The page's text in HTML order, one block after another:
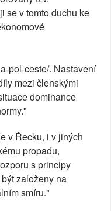
se v tomto duchu ke
pol-ceste/. Nastavení
mezi členskými
dominance
v Řecku, i v jiných
propadu,
s principy
založeny na
smíru."